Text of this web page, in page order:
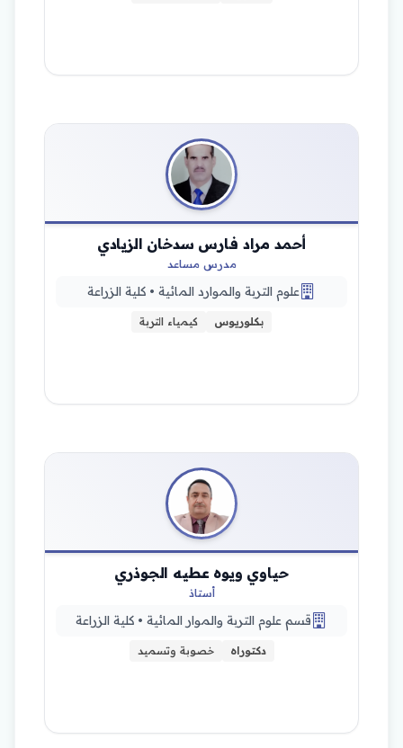
أحمد مراد فارس سدخان الزيادي
مدرس مساعد
علوم التربة والموارد المائية • كلية الزراعة
بكلوريوس كيمياء التربة
حياوي ويوه عطيه الجوذري
أستاذ
قسم علوم التربة والموار المائية • كلية الزراعة
دكتوراه خصوبة وتسميد